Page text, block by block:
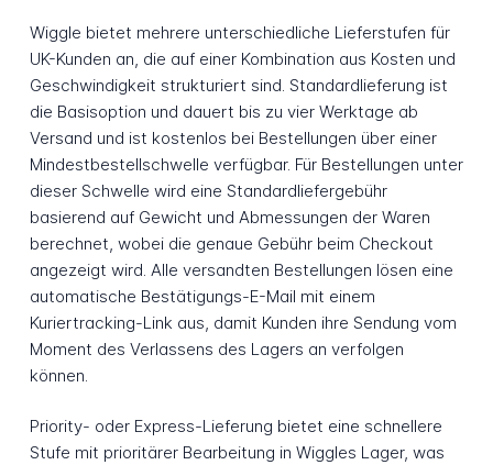
Wiggle bietet mehrere unterschiedliche Lieferstufen für
UK-Kunden an, die auf einer Kombination aus Kosten und
Geschwindigkeit strukturiert sind. Standardlieferung ist
die Basisoption und dauert bis zu vier Werktage ab
Versand und ist kostenlos bei Bestellungen über einer
Mindestbestellschwelle verfügbar. Für Bestellungen unter
dieser Schwelle wird eine Standardliefergebühr
basierend auf Gewicht und Abmessungen der Waren
berechnet, wobei die genaue Gebühr beim Checkout
angezeigt wird. Alle versandten Bestellungen lösen eine
automatische Bestätigungs-E-Mail mit einem
Kuriertracking-Link aus, damit Kunden ihre Sendung vom
Moment des Verlassens des Lagers an verfolgen
können.
Priority- oder Express-Lieferung bietet eine schnellere
Stufe mit prioritärer Bearbeitung in Wiggles Lager, was